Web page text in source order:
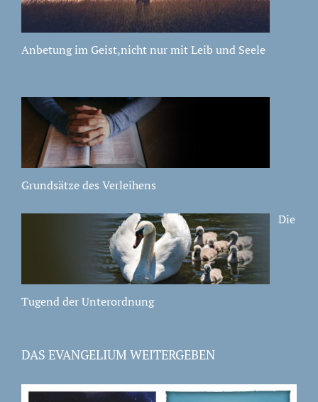
Anbetung im Geist,nicht nur mit Leib und Seele
Grundsätze des Verleihens
Die
Tugend der Unterordnung
DAS EVANGELIUM WEITERGEBEN